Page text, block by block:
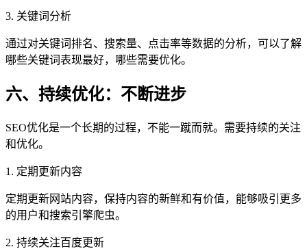
3. 关键词分析
通过对关键词排名、搜索量、点击率等数据的分析，可以了解
哪些关键词表现最好，哪些需要优化。
六、持续优化：不断进步
SEO优化是一个长期的过程，不能一蹴而就。需要持续的关注
和优化。
1. 定期更新内容
定期更新网站内容，保持内容的新鲜和有价值，能够吸引更多
的用户和搜索引擎爬虫。
2. 持续关注百度更新